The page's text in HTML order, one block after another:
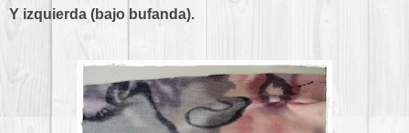
Y izquierda (bajo bufanda).